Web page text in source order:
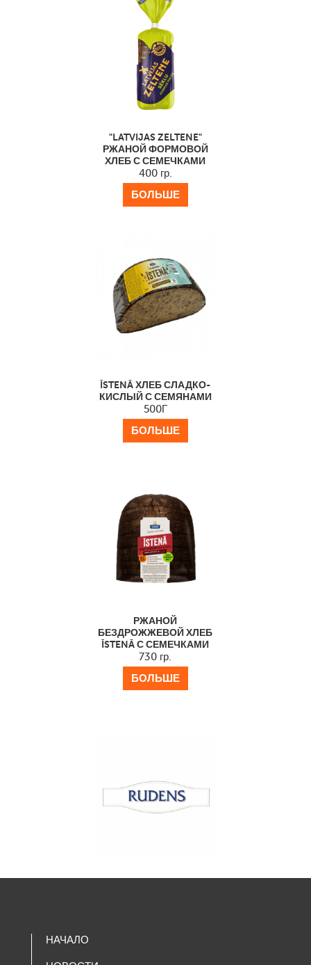
"LATVIJAS ZELTENE"
РЖАНОЙ ФОРМОВОЙ
ХЛЕБ С СЕМЕЧКАМИ
400 гр.
БОЛЬШЕ
ĪSTENĀ ХЛЕБ СЛАДКО-
КИСЛЫЙ С СЕМЯНАМИ
500Г
БОЛЬШЕ
РЖАНОЙ
БЕЗДРОЖЖЕВОЙ ХЛЕБ
ĪSTENĀ С СЕМЕЧКАМИ
730 гр.
БОЛЬШЕ
НАЧАЛО